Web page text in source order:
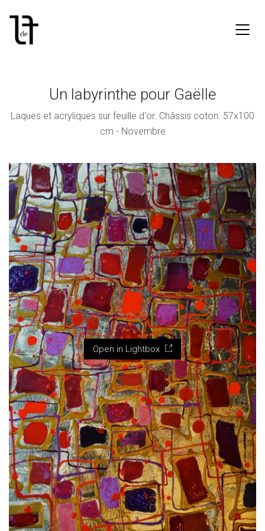
Un labyrinthe pour Gaëlle
Laques et acryliques sur feuille d'or. Châssis coton. 57x100
cm - Novembre
Open in Lightbox